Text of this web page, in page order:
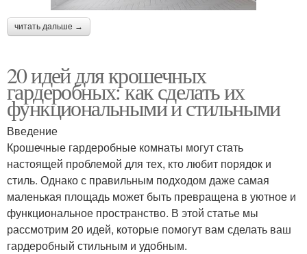
читать дальше →
20 идей для крошечных
гардеробных: как сделать их
функциональными и стильными
Введение
Крошечные гардеробные комнаты могут стать
настоящей проблемой для тех, кто любит порядок и
стиль. Однако с правильным подходом даже самая
маленькая площадь может быть превращена в уютное и
функциональное пространство. В этой статье мы
рассмотрим 20 идей, которые помогут вам сделать ваш
гардеробный стильным и удобным.